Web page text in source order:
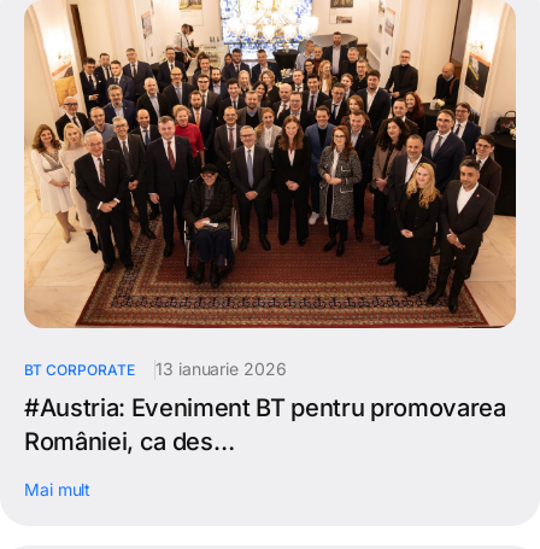
BT CORPORATE 13 ianuarie 2026
#Austria: Eveniment BT pentru promovarea
României, ca des…
Mai mult